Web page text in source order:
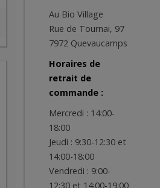
Au Bio Village
Rue de Tournai, 97
7972 Quevaucamps
Horaires de
retrait de
commande :
Mercredi : 14:00-
18:00
Jeudi : 9:30-12:30 et
14:00-18:00
Vendredi : 9:00-
12:30 et 14:00-19:00